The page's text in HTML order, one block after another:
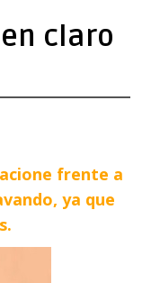
claro
frente a
ya que